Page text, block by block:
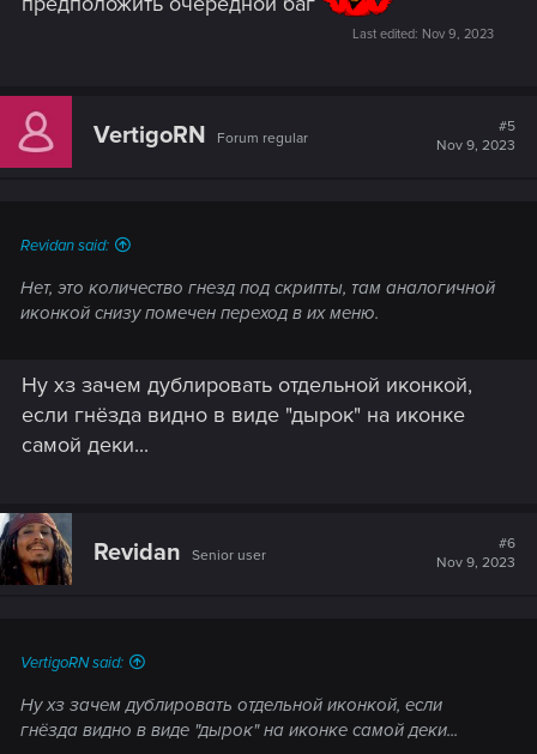
Last edited: Nov 9, 2023
VertigoRN Forum regular
#5
Nov 9, 2023
Revidan said:
Нет, это количество гнезд под скрипты, там аналогичной
иконкой снизу помечен переход в их меню.
Ну хз зачем дублировать отдельной иконкой,
если гнёзда видно в виде "дырок" на иконке
самой деки...
Revidan Senior user
#6
Nov 9, 2023
VertigoRN said:
Ну хз зачем дублировать отдельной иконкой, если
гнёзда видно в виде "дырок" на иконке самой деки...